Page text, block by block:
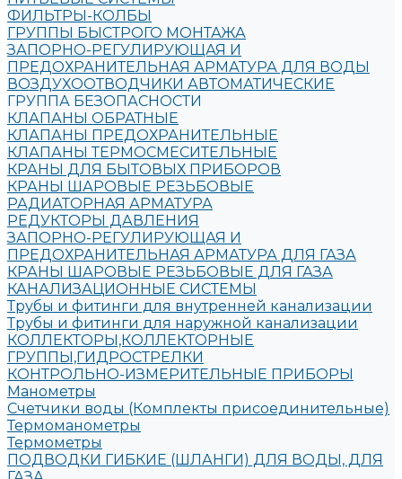
ФИЛЬТРЫ-КОЛБЫ
ГРУППЫ БЫСТРОГО МОНТАЖА
ЗАПОРНО-РЕГУЛИРУЮЩАЯ И
ПРЕДОХРАНИТЕЛЬНАЯ АРМАТУРА ДЛЯ ВОДЫ
ВОЗДУХООТВОДЧИКИ АВТОМАТИЧЕСКИЕ
ГРУППА БЕЗОПАСНОСТИ
КЛАПАНЫ ОБРАТНЫЕ
КЛАПАНЫ ПРЕДОХРАНИТЕЛЬНЫЕ
КЛАПАНЫ ТЕРМОСМЕСИТЕЛЬНЫЕ
КРАНЫ ДЛЯ БЫТОВЫХ ПРИБОРОВ
КРАНЫ ШАРОВЫЕ РЕЗЬБОВЫЕ
РАДИАТОРНАЯ АРМАТУРА
РЕДУКТОРЫ ДАВЛЕНИЯ
ЗАПОРНО-РЕГУЛИРУЮЩАЯ И
ПРЕДОХРАНИТЕЛЬНАЯ АРМАТУРА ДЛЯ ГАЗА
КРАНЫ ШАРОВЫЕ РЕЗЬБОВЫЕ ДЛЯ ГАЗА
КАНАЛИЗАЦИОННЫЕ СИСТЕМЫ
Трубы и фитинги для внутренней канализации
Трубы и фитинги для наружной канализации
КОЛЛЕКТОРЫ,КОЛЛЕКТОРНЫЕ
ГРУППЫ,ГИДРОСТРЕЛКИ
КОНТРОЛЬНО-ИЗМЕРИТЕЛЬНЫЕ ПРИБОРЫ
Манометры
Счетчики воды (Комплекты присоединительные)
Термоманометры
Термометры
ПОДВОДКИ ГИБКИЕ (ШЛАНГИ) ДЛЯ ВОДЫ, ДЛЯ